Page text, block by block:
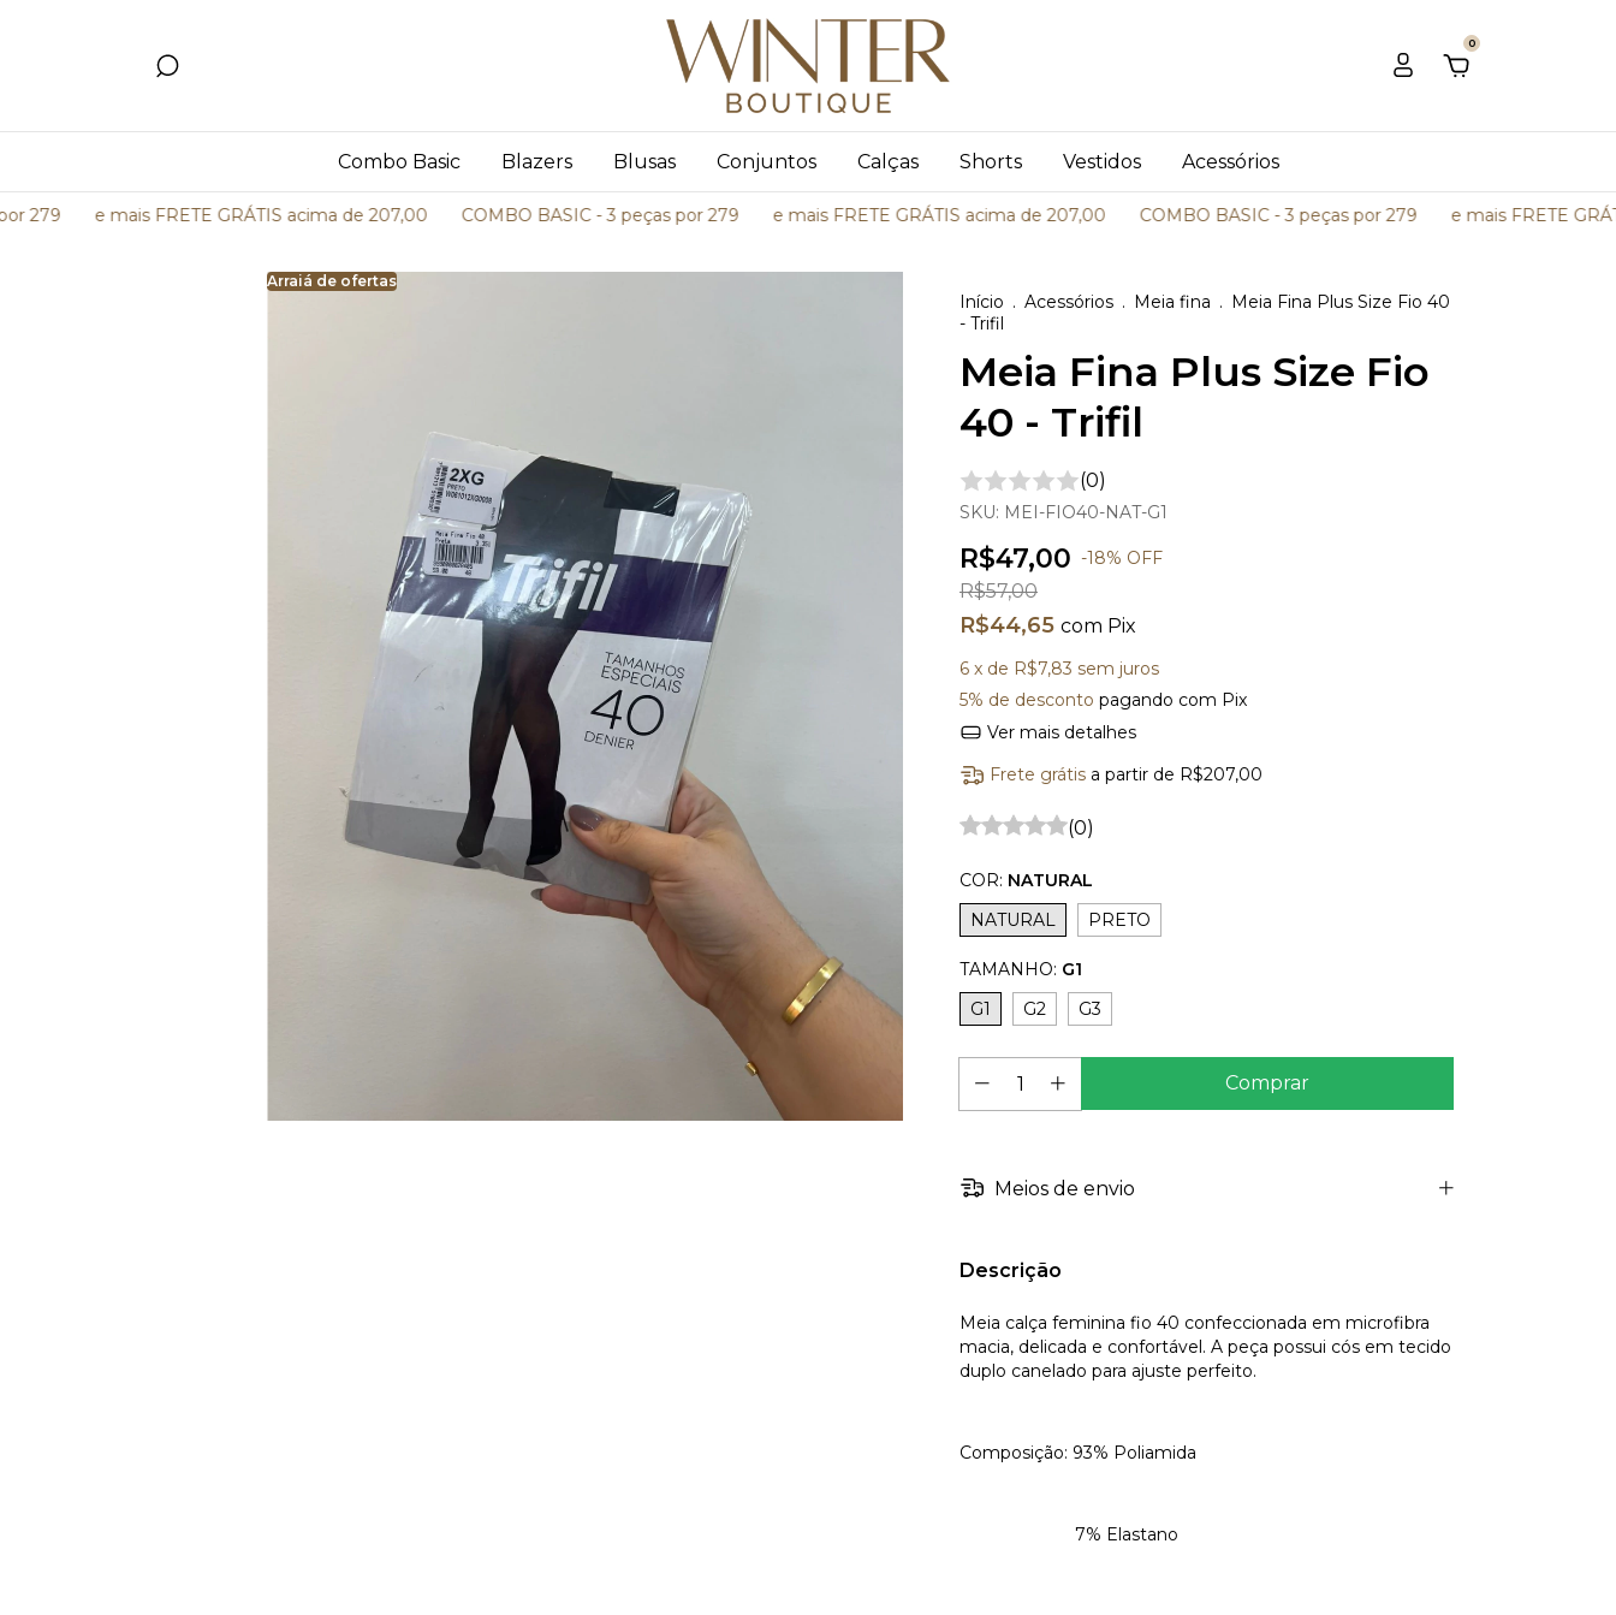
0
Combo Basic Blazers Blusas Conjuntos Calças Shorts Vestidos Acessórios
e mais FRETE GRÁTIS acima de 207,00 COMBO BASIC - 3 peças por 279 e mais FRETE GRÁTIS acima de 207,00 COMBO BASIC - 3 peças por 279 e mais FRETE GRÁTIS
Arraiá de ofertas
Início . Acessórios . Meia fina . Meia Fina Plus Size Fio 40
- Trifil
Meia Fina Plus Size Fio
40 - Trifil
(0)
SKU: MEI-FIO40-NAT-G1
R$47,00 -18% OFF
R$57,00
R$44,65 com Pix
6 x de R$7,83 sem juros
5% de desconto pagando com Pix
Ver mais detalhes
Frete grátis a partir de R$207,00
(0)
COR: NATURAL
NATURAL
PRETO
TAMANHO: G1
G1
G2 G3
Meios de envio
Descrição
Meia calça feminina fio 40 confeccionada em microfibra
macia, delicada e confortável. A peça possui cós em tecido
duplo canelado para ajuste perfeito.
Composição: 93% Poliamida
7% Elastano